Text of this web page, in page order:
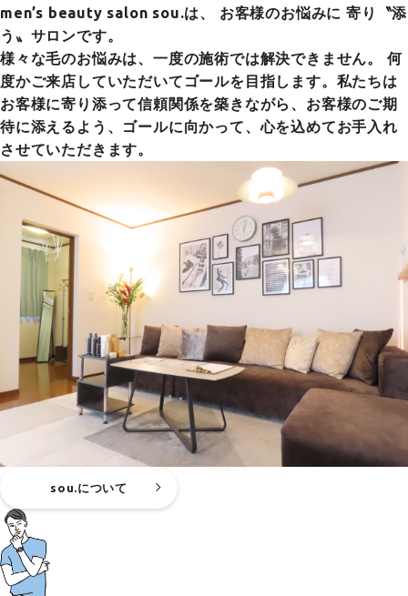
men’s beauty salon sou.は、
お客様のお悩みに 寄り〝添
う〟サロンです。
様々な毛のお悩みは、一度の施術では解決できません。 何
度かご来店していただいてゴールを目指します。私たちは
お客様に寄り添って信頼関係を築きながら、お客様のご期
待に添えるよう、ゴールに向かって、心を込めてお手入れ
させていただきます。
sou.について